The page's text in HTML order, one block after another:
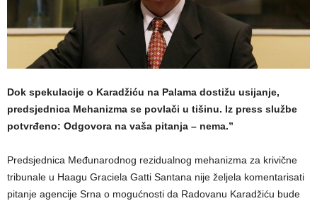
Dok spekulacije o Karadžiću na Palama dostižu usijanje,
predsjednica Mehanizma se povlači u tišinu. Iz press službe
potvrđeno: Odgovora na vaša pitanja – nema.”
Predsjednica Međunarodnog rezidualnog mehanizma za krivične
tribunale u Haagu Graciela Gatti Santana nije željela komentarisati
pitanje agencije Srna o mogućnosti da Radovanu Karadžiću bude